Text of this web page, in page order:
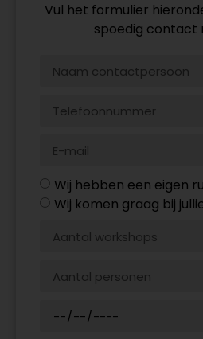
Vul het formulier
spoedig contact
Wij hebben een eigen
Wij komen graag bij